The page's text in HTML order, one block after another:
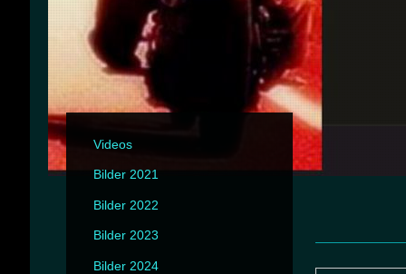
Videos
Bilder 2021
Bilder 2022
Bilder 2023
Bilder 2024